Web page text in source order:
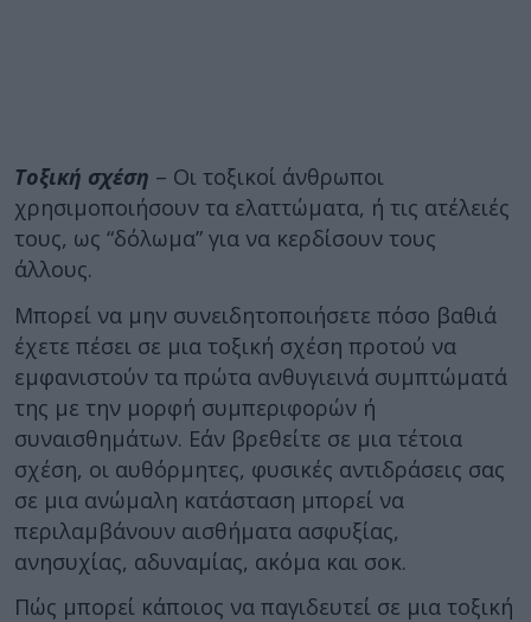
Τοξική σχέση – Οι τοξικοί άνθρωποι
χρησιμοποιήσουν τα ελαττώματα, ή τις ατέλειές
τους, ως “δόλωμα” για να κερδίσουν τους
άλλους.
Μπορεί να μην συνειδητοποιήσετε πόσο βαθιά
έχετε πέσει σε μια τοξική σχέση προτού να
εμφανιστούν τα πρώτα ανθυγιεινά συμπτώματά
της με την μορφή συμπεριφορών ή
συναισθημάτων. Εάν βρεθείτε σε μια τέτοια
σχέση, οι αυθόρμητες, φυσικές αντιδράσεις σας
σε μια ανώμαλη κατάσταση μπορεί να
περιλαμβάνουν αισθήματα ασφυξίας,
ανησυχίας, αδυναμίας, ακόμα και σοκ.
Πώς μπορεί κάποιος να παγιδευτεί σε μια τοξική